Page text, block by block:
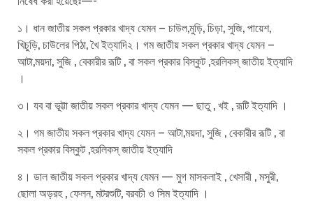
১। ধান জাতীয় সকল প্রকার খাদ্য যেমন – চাউল,মুড়ি, চিড়া, সুজি, পায়েশ,
খিচুড়ি, চাউলের পিঠা, খৈ ইত্যাদি২। গম জাতীয় সকল প্রকার খাদ্য যেমন –
আটা,ময়দা, সুজি , বেকারীর রূটি , বা সকল প্রকার বিস্কুট ,হরলিকস্ জাতীয় ইত্যাদি
।
৩। যব বা ভূট্টা জাতীয় সকল প্রকার খাদ্য যেমন — ছাতু , খই , রূটি ইত্যাদি ।
২। গম জাতীয় সকল প্রকার খাদ্য যেমন – আটা,ময়দা, সুজি , বেকারীর রূটি , বা
সকল প্রকার বিস্কুট ,হরলিকস্ জাতীয় ইত্যাদি
৪। ডাল জাতীয় সকল প্রকার খাদ্য যেমন — মুগ মাসকলাই , খেসারী , মসুরী,
ছোলা অড়রহ , ফেলন, মটরশুটি, বরবঢী ও সিম ইত্যাদি ।